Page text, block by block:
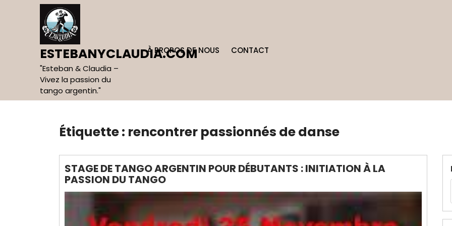
ESTEBANYCLAUDIA.COM
"Esteban & Claudia –
Vivez la passion du
tango argentin."
À PROPOS DE NOUS CONTACT
Étiquette : rencontrer passionnés de danse
STAGE DE TANGO ARGENTIN POUR DÉBUTANTS : INITIATION À LA
PASSION DU TANGO